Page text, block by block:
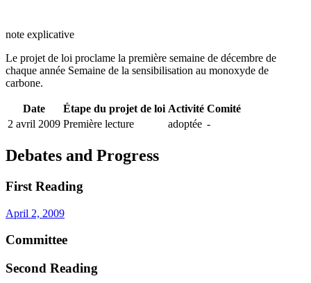
note explicative
Le projet de loi proclame la première semaine de décembre de
chaque année Semaine de la sensibilisation au monoxyde de
carbone.
Date Étape du projet de loi Activité Comité
2 avril 2009 Première lecture adoptée -
Debates and Progress
First Reading
April 2, 2009
Committee
Second Reading